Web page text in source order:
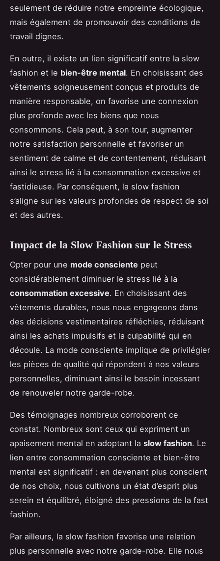
seulement de réduire notre empreinte écologique,
mais également de promouvoir des conditions de
travail dignes.
En outre, il existe un lien significatif entre la slow
fashion et le bien-être mental. En choisissant des
vêtements soigneusement conçus et produits de
manière responsable, on favorise une connexion
plus profonde avec les biens que nous
consommons. Cela peut, à son tour, augmenter
notre satisfaction personnelle et favoriser un
sentiment de calme et de contentement, réduisant
ainsi le stress lié à la consommation excessive et
fastidieuse. Par conséquent, la slow fashion
s’aligne sur les valeurs profondes de respect de soi
et des autres.
Impact de la Slow Fashion sur le Stress
Opter pour une mode consciente peut
considérablement diminuer le stress lié à la
consommation excessive. En choisissant des
vêtements durables, nous nous engageons dans
des décisions vestimentaires réfléchies, réduisant
ainsi les achats impulsifs et la culpabilité qui en
découle. La mode consciente implique de privilégier
les pièces de qualité qui répondent à nos valeurs
personnelles, diminuant ainsi le besoin incessant
de renouveler notre garde-robe.
Des témoignages nombreux corroborent ce
constat. Nombreux sont ceux qui expriment un
apaisement mental en adoptant la slow fashion. Le
lien entre consommation consciente et bien-être
mental est significatif : en devenant plus conscient
de nos choix, nous cultivons un état d’esprit plus
serein et équilibré, éloigné des pressions de la fast
fashion.
Par ailleurs, la slow fashion favorise une relation
plus personnelle avec notre garde-robe. Elle nous